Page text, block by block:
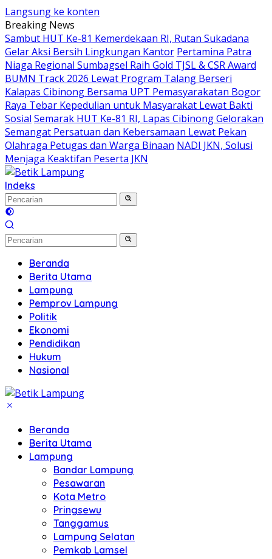
Langsung ke konten
Breaking News
Sambut HUT Ke-81 Kemerdekaan RI, Rutan Sukadana
Gelar Aksi Bersih Lingkungan Kantor Pertamina Patra
Niaga Regional Sumbagsel Raih Gold TJSL & CSR Award
BUMN Track 2026 Lewat Program Talang Berseri
Kalapas Cibinong Bersama UPT Pemasyarakatan Bogor
Raya Tebar Kepedulian untuk Masyarakat Lewat Bakti
Sosial Semarak HUT Ke-81 RI, Lapas Cibinong Gelorakan
Semangat Persatuan dan Kebersamaan Lewat Pekan
Olahraga Petugas dan Warga Binaan NADI JKN, Solusi
Menjaga Keaktifan Peserta JKN
Indeks
Beranda
Berita Utama
Lampung
Pemprov Lampung
Politik
Ekonomi
Pendidikan
Hukum
Nasional
Beranda
Berita Utama
Lampung
Bandar Lampung
Pesawaran
Kota Metro
Pringsewu
Tanggamus
Lampung Selatan
Pemkab Lamsel